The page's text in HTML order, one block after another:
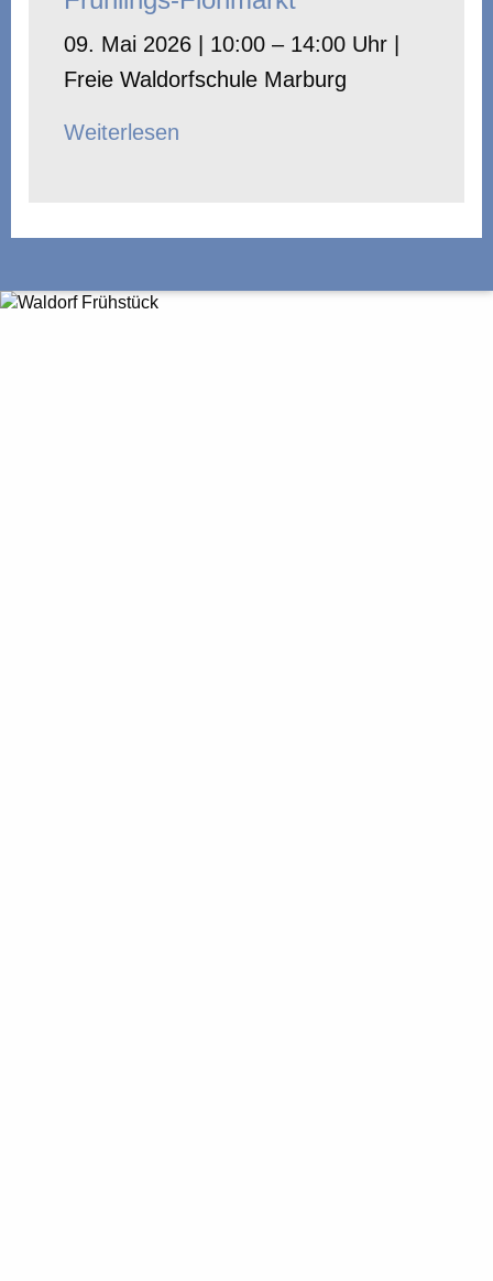
09. Mai 2026 | 10:00 – 14:00 Uhr |
Freie Waldorfschule Marburg
Weiterlesen